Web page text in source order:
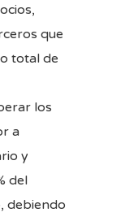
que
total de
los
a
y
del
debiendo